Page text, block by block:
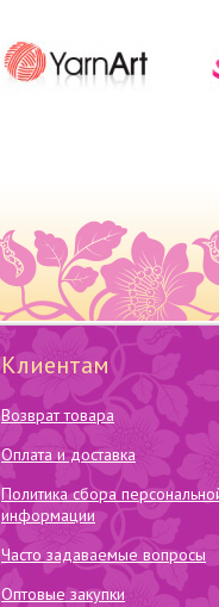
Клиентам
Возврат товара
Оплата и доставка
Политика сбора
информации
Часто задаваемые вопросы
Оптовые закупки